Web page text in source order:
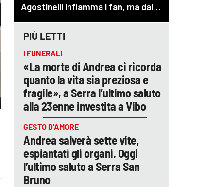
PIÙ LETTI
I FUNERALI
«La morte di Andrea ci ricorda
quanto la vita sia preziosa e
fragile», a Serra l’ultimo saluto
alla 23enne investita a Vibo
GESTO D’AMORE
Andrea salverà sette vite,
espiantati gli organi. Oggi
l’ultimo saluto a Serra San
Bruno